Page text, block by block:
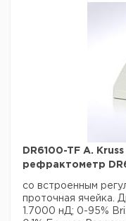
Страна
Страна
DR6100-TF A.
рефрактометр
со встроенным
проточная ячейка.
1.7000 нД; 0-95%